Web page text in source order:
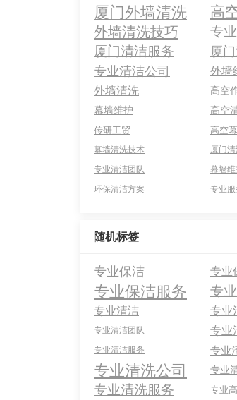
厦门外墙清洗 高
外墙清洗技巧
专
厦门清洁服务
厦
专业清洁公司
外墙
外墙清洗
高空
幕墙维护
高空
传研工贸
高空
幕墙清洗技术
厦门
专业清洁团队
幕墙
环保清洁方案
专业服
随机标签
专业保洁 专业
专业保洁服务 专
专业清洁 专业
专业清洁团队 专业
专业清洁服务 专业
专业清洗公司 专业
专业清洗服务 专业